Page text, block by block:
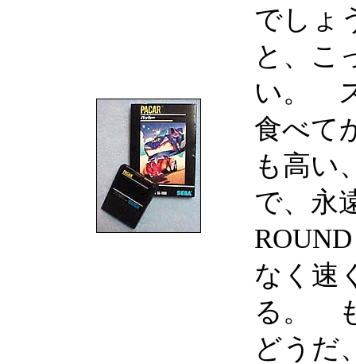
でしょ
と、こ
い。
食べて
も高い
で、永
なく速
る。
どうだ